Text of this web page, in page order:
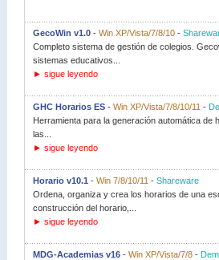
GecoWin v1.0- Win XP/Vista/7/8/10-
Completo sistema de gestión de colegios.
sistemas educativos...
► sigue leyendo
GHC Horarios ES- Win XP/Vista/7/8/10/11 -
Herramienta para la generación automática
las...
► sigue leyendo
Horario v10.1 - Win 7/8/10/11 - Shareware
Ordena, organiza y crea los horarios de una
construcción del horario,...
► sigue leyendo
MDG-Academias v16- Win XP/Vista/7/8-